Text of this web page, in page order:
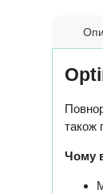
також
Чому